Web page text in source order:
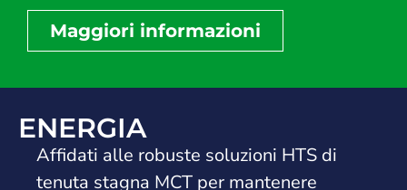
Maggiori informazioni
ENERGIA
Affidati alle robuste soluzioni HTS di
tenuta stagna MCT per mantenere